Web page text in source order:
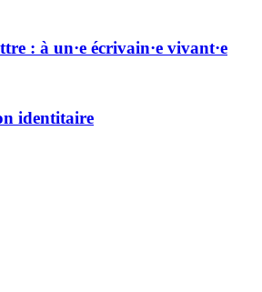
: à un·e écrivain·e vivant·e
identitaire